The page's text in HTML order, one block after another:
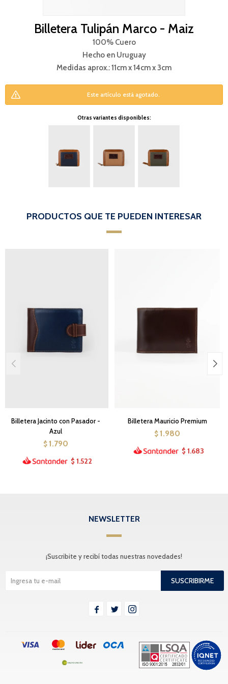
Billetera Tulipán Marco - Maiz
100% Cuero
Hecho en Uruguay
Medidas aprox.: 11cm x 14cm x 3cm
Este artículo está agotado.
Otras variantes disponibles:
PRODUCTOS QUE TE PUEDEN INTERESAR
Billetera Jacinto con Pasador -
Azul
$ 1.790
$ 1.522
Billetera Mauricio Premium
$ 1.980
$ 1.683
NEWSLETTER
¡Suscribite y recibí todas nuestras novedades!
SUSCRIBIRME
  